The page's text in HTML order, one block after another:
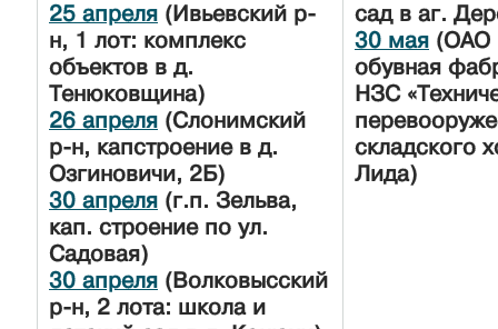
25 апреля (Ивьевский р-
н, 1 лот: комплекс
объектов в д.
Тенюковщина)
26 апреля (Слонимский
р-н, капстроение в д.
Озгиновичи, 2Б)
30 апреля (г.п. Зельва,
кап. строение по ул.
Садовая)
30 апреля (Волковысский
р-н, 2 лота: школа и
сад в аг.
30 мая (ОАО
обувная
НЗС
складского
Лида)